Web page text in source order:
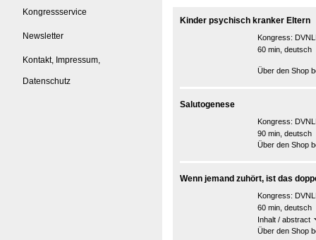
Kongressservice
Newsletter
Kontakt, Impressum,
Datenschutz
Kinder psychisch kranker Eltern
Kongress:
60 min, deutsch
Über den Shop
Salutogenese
Kongress:
90 min, deutsch
Über den Shop
Wenn jemand zuhört, ist das
Kongress:
60 min, deutsch
Inhalt / abstract
Über den Shop